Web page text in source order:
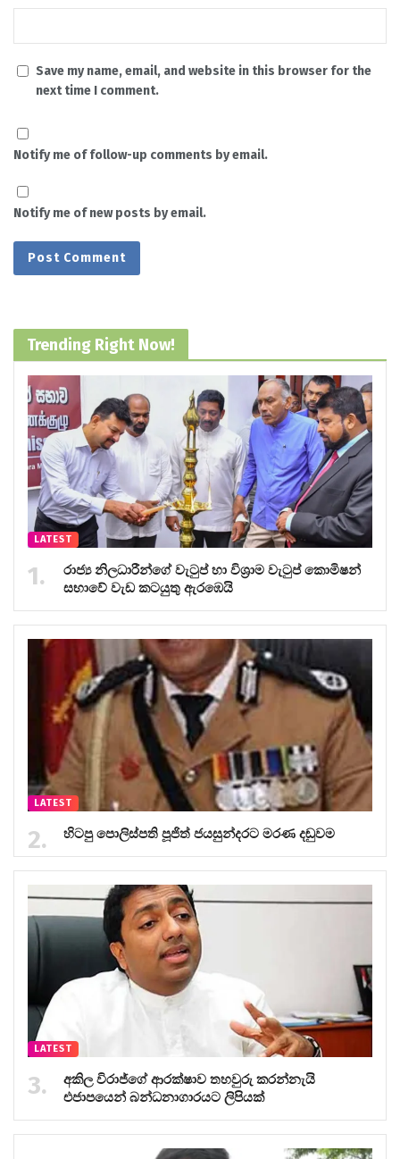
Save my name, email, and website in this browser for the
next time I comment.
Notify me of follow-up comments by email.
Notify me of new posts by email.
Trending Right Now!
LATEST
රාජ්‍ය නිලධාරීන්ගේ වැටුප් හා විශ්‍රාම වැටුප් කොමිෂන්
සභාවේ වැඩ කටයුතු ඇරඹෙයි
LATEST
හිටපු පොලිස්පති පූජිත් ජයසුන්දරට මරණ දඬුවම
LATEST
අකිල විරාජ්ගේ ආරක්ෂාව තහවුරු කරන්නැයි
එජාපයෙන් බන්ධනාගාරයට ලිපියක්